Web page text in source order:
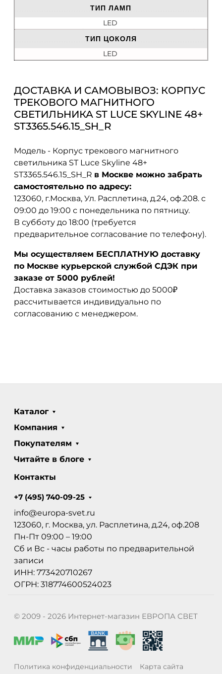
ТИП ЛАМП
LED
ТИП ЦОКОЛЯ
LED
ДОСТАВКА И САМОВЫВОЗ: КОРПУС
ТРЕКОВОГО МАГНИТНОГО
СВЕТИЛЬНИКА ST LUCE SKYLINE 48+
ST3365.546.15_SH_R
Модель - Корпус трекового магнитного
светильника ST Luce Skyline 48+
ST3365.546.15_SH_R в Москве можно забрать
самостоятельно по адресу:
123060, г.Москва, Ул. Расплетина, д.24, оф.208. с
09:00 до 19:00 с понедельника по пятницу.
В субботу до 18:00 (требуется
предварительное согласование по телефону).
Мы осуществляем БЕСПЛАТНУЮ доставку
по Москве курьерской службой СДЭК при
заказе от 5000 рублей!
Доставка заказов стоимостью до 5000₽
рассчитывается индивидуально по
согласованию с менеджером.
Каталог
Компания
Покупателям
Читайте в блоге
Контакты
+7 (495) 740-09-25
info@europa-svet.ru
123060, г. Москва, ул. Расплетина, д.24, оф.208
Пн-Пт 09:00 – 19:00
Сб и Вс - часы работы по предварительной
записи
ИНН: 773420710267
ОГРН: 318774600524023
© 2009 - 2026 Интернет-магазин ЕВРОПА СВЕТ
Политика конфиденциальности Карта сайта